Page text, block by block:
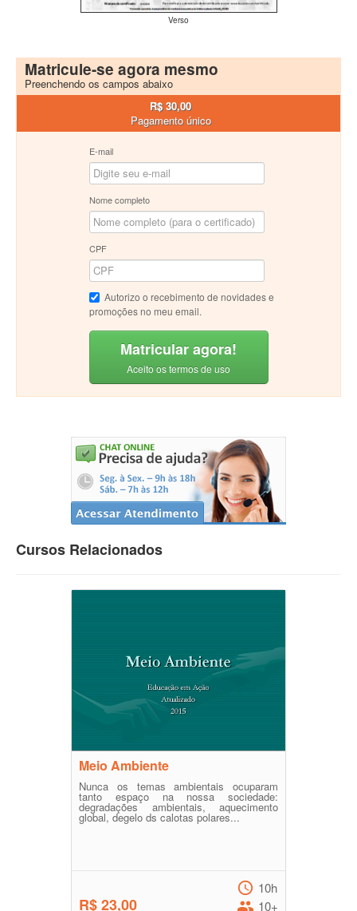
Verso
Matricule-se agora mesmo
Preenchendo os campos abaixo
R$ 30,00
Pagamento único
E-mail
Nome completo
CPF
Autorizo o recebimento de novidades e
promoções no meu email.
Matricular agora!
Aceito os termos de uso
Cursos Relacionados
Meio Ambiente
Nunca os temas ambientais ocuparam
tanto espaço na nossa sociedade:
degradações ambientais, aquecimento
global, degelo ds calotas polares...
R$ 23,00
10h
10+